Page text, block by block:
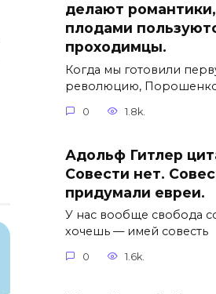
делают
плодами
проходимцы.
Когда мы готовили
революцию,
0 1.8k.
Адольф Гитлер
Совести нет.
придумали евреи.
У нас вообще свобода
хочешь — имей совесть
0 1.6k.